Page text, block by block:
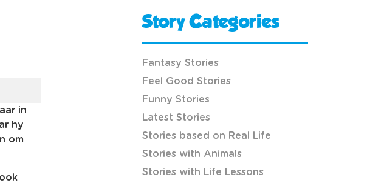
in
hy
om
Story Categories
Fantasy Stories
Feel Good Stories
Funny Stories
Latest Stories
Stories based on Real Life
Stories with Animals
Stories with Life Lessons